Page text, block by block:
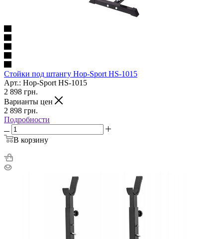
Стойки под штангу Hop-Sport HS-1015
Арт.: Hop-Sport HS-1015
2 898 грн.
Варианты цен
2 898 грн.
Подробности
В корзину